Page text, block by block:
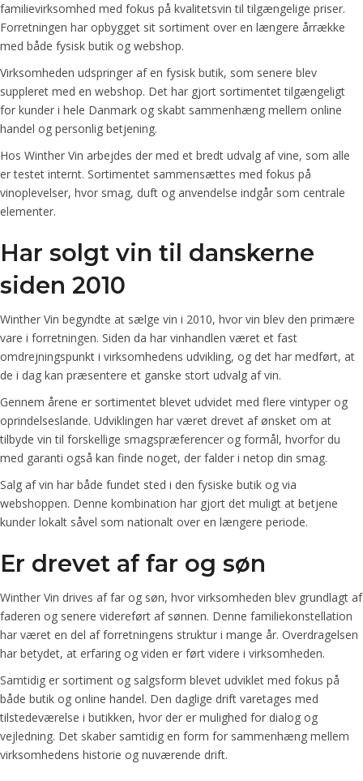
familievirksomhed med fokus på kvalitetsvin til tilgængelige priser.
Forretningen har opbygget sit sortiment over en længere årrække
med både fysisk butik og webshop.
Virksomheden udspringer af en fysisk butik, som senere blev
suppleret med en webshop. Det har gjort sortimentet tilgængeligt
for kunder i hele Danmark og skabt sammenhæng mellem online
handel og personlig betjening.
Hos Winther Vin arbejdes der med et bredt udvalg af vine, som alle
er testet internt. Sortimentet sammensættes med fokus på
vinoplevelser, hvor smag, duft og anvendelse indgår som centrale
elementer.
Har solgt vin til danskerne
siden 2010
Winther Vin begyndte at sælge vin i 2010, hvor vin blev den primære
vare i forretningen. Siden da har vinhandlen været et fast
omdrejningspunkt i virksomhedens udvikling, og det har medført, at
de i dag kan præsentere et ganske stort udvalg af vin.
Gennem årene er sortimentet blevet udvidet med flere vintyper og
oprindelseslande. Udviklingen har været drevet af ønsket om at
tilbyde vin til forskellige smagspræferencer og formål, hvorfor du
med garanti også kan finde noget, der falder i netop din smag.
Salg af vin har både fundet sted i den fysiske butik og via
webshoppen. Denne kombination har gjort det muligt at betjene
kunder lokalt såvel som nationalt over en længere periode.
Er drevet af far og søn
Winther Vin drives af far og søn, hvor virksomheden blev grundlagt af
faderen og senere videreført af sønnen. Denne familiekonstellation
har været en del af forretningens struktur i mange år. Overdragelsen
har betydet, at erfaring og viden er ført videre i virksomheden.
Samtidig er sortiment og salgsform blevet udviklet med fokus på
både butik og online handel. Den daglige drift varetages med
tilstedeværelse i butikken, hvor der er mulighed for dialog og
vejledning. Det skaber samtidig en form for sammenhæng mellem
virksomhedens historie og nuværende drift.